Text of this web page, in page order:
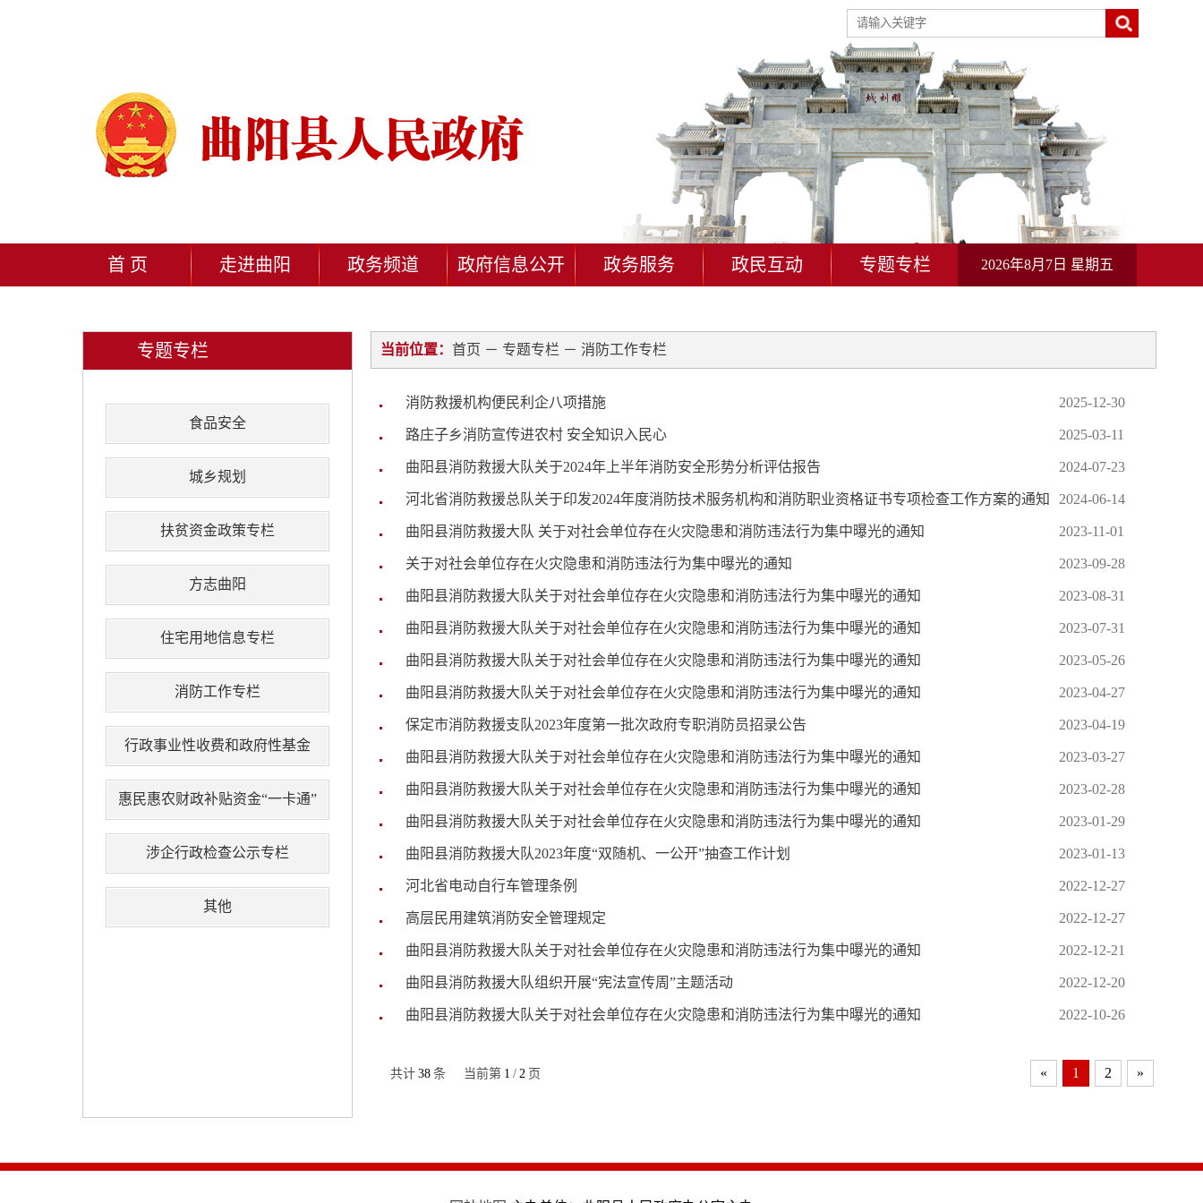
首 页 走进曲阳 政务频道 政府信息公开 政务服务 政民互动 专题专栏 2026年8月7日 星期五
专题专栏
食品安全
城乡规划
扶贫资金政策专栏
方志曲阳
住宅用地信息专栏
消防工作专栏
行政事业性收费和政府性基金
惠民惠农财政补贴资金“一卡通”
涉企行政检查公示专栏
其他
当前位置： 首页 － 专题专栏 － 消防工作专栏
消防救援机构便民利企八项措施 2025-12-30
路庄子乡消防宣传进农村 安全知识入民心 2025-03-11
曲阳县消防救援大队关于2024年上半年消防安全形势分析评估报告 2024-07-23
河北省消防救援总队关于印发2024年度消防技术服务机构和消防职业资格证书专项检查工作方案的通知 2024-06-14
曲阳县消防救援大队 关于对社会单位存在火灾隐患和消防违法行为集中曝光的通知 2023-11-01
关于对社会单位存在火灾隐患和消防违法行为集中曝光的通知 2023-09-28
曲阳县消防救援大队关于对社会单位存在火灾隐患和消防违法行为集中曝光的通知 2023-08-31
曲阳县消防救援大队关于对社会单位存在火灾隐患和消防违法行为集中曝光的通知 2023-07-31
曲阳县消防救援大队关于对社会单位存在火灾隐患和消防违法行为集中曝光的通知 2023-05-26
曲阳县消防救援大队关于对社会单位存在火灾隐患和消防违法行为集中曝光的通知 2023-04-27
保定市消防救援支队2023年度第一批次政府专职消防员招录公告 2023-04-19
曲阳县消防救援大队关于对社会单位存在火灾隐患和消防违法行为集中曝光的通知 2023-03-27
曲阳县消防救援大队关于对社会单位存在火灾隐患和消防违法行为集中曝光的通知 2023-02-28
曲阳县消防救援大队关于对社会单位存在火灾隐患和消防违法行为集中曝光的通知 2023-01-29
曲阳县消防救援大队2023年度“双随机、一公开”抽查工作计划 2023-01-13
河北省电动自行车管理条例 2022-12-27
高层民用建筑消防安全管理规定 2022-12-27
曲阳县消防救援大队关于对社会单位存在火灾隐患和消防违法行为集中曝光的通知 2022-12-21
曲阳县消防救援大队组织开展“宪法宣传周”主题活动 2022-12-20
曲阳县消防救援大队关于对社会单位存在火灾隐患和消防违法行为集中曝光的通知 2022-10-26
共计 38 条 当前第 1 / 2 页 « 1 2 »